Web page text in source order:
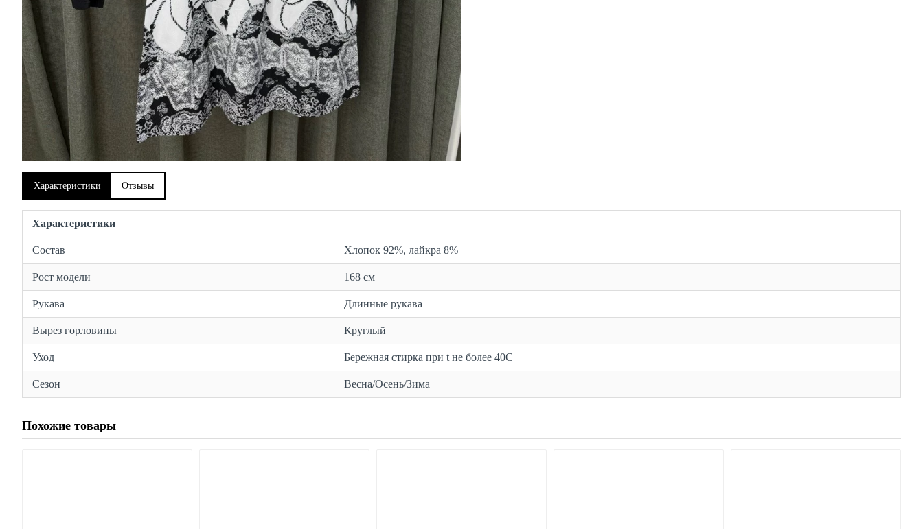
Характеристики Отзывы
Характеристики
Состав Хлопок 92%, лайкра 8%
Рост модели 168 см
Рукава Длинные рукава
Вырез горловины Круглый
Уход Бережная стирка при t не более 40С
Сезон Весна/Осень/Зима
Похожие товары